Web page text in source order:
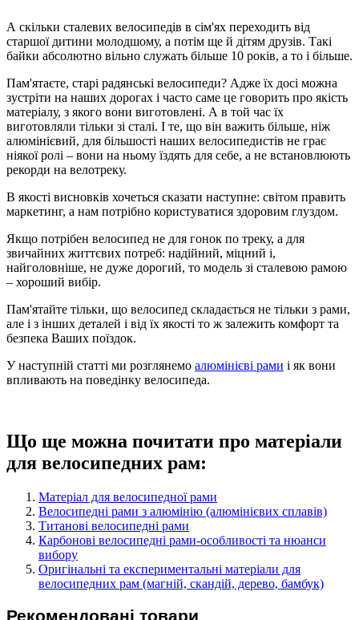
А скільки сталевих велосипедів в сім'ях переходить від
старшої дитини молодшому, а потім ще й дітям друзів. Такі
байки абсолютно вільно служать більше 10 років, а то і більше.
Пам'ятаєте, старі радянські велосипеди? Адже їх досі можна
зустріти на наших дорогах і часто саме це говорить про якість
матеріалу, з якого вони виготовлені. А в той час їх
виготовляли тільки зі сталі. І те, що він важить більше, ніж
алюмінієвий, для більшості наших велосипедистів не грає
ніякої ролі – вони на ньому їздять для себе, а не встановлюють
рекорди на велотреку.
В якості висновків хочеться сказати наступне: світом править
маркетинг, а нам потрібно користуватися здоровим глуздом.
Якщо потрібен велосипед не для гонок по треку, а для
звичайних життєвих потреб: надійний, міцний і,
найголовніше, не дуже дорогий, то модель зі сталевою рамою
– хороший вибір.
Пам'ятайте тільки, що велосипед складається не тільки з рами,
але і з інших деталей і від їх якості то ж залежить комфорт та
безпека Ваших поїздок.
У наступній статті ми розглянемо алюмінієві рами і як вони
впливають на поведінку велосипеда.
Що ще можна почитати про матеріали
для велосипедних рам:
Матеріал для велосипедної рами
Велосипедні рами з алюмінію (алюмінієвих сплавів)
Титанові велосипедні рами
Карбонові велосипедні рами-особливості та нюанси
вибору
Оригінальні та експериментальні матеріали для
велосипедних рам (магній, скандій, дерево, бамбук)
Рекомендовані товари